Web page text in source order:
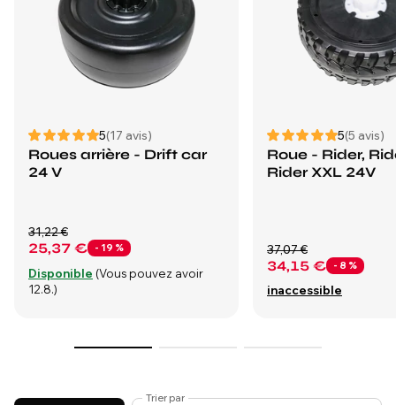
5(17 avis)
Roues arrière - Drift car
24 V
25,37 € - 19 %
31,22 €
Disponible (Vous pouvez avoir
12.8.)
5(5 avis)
Roue - Rider,
Rider XXL 24V
34,15 € - 8 %
37,07 €
inaccessible
Trier par